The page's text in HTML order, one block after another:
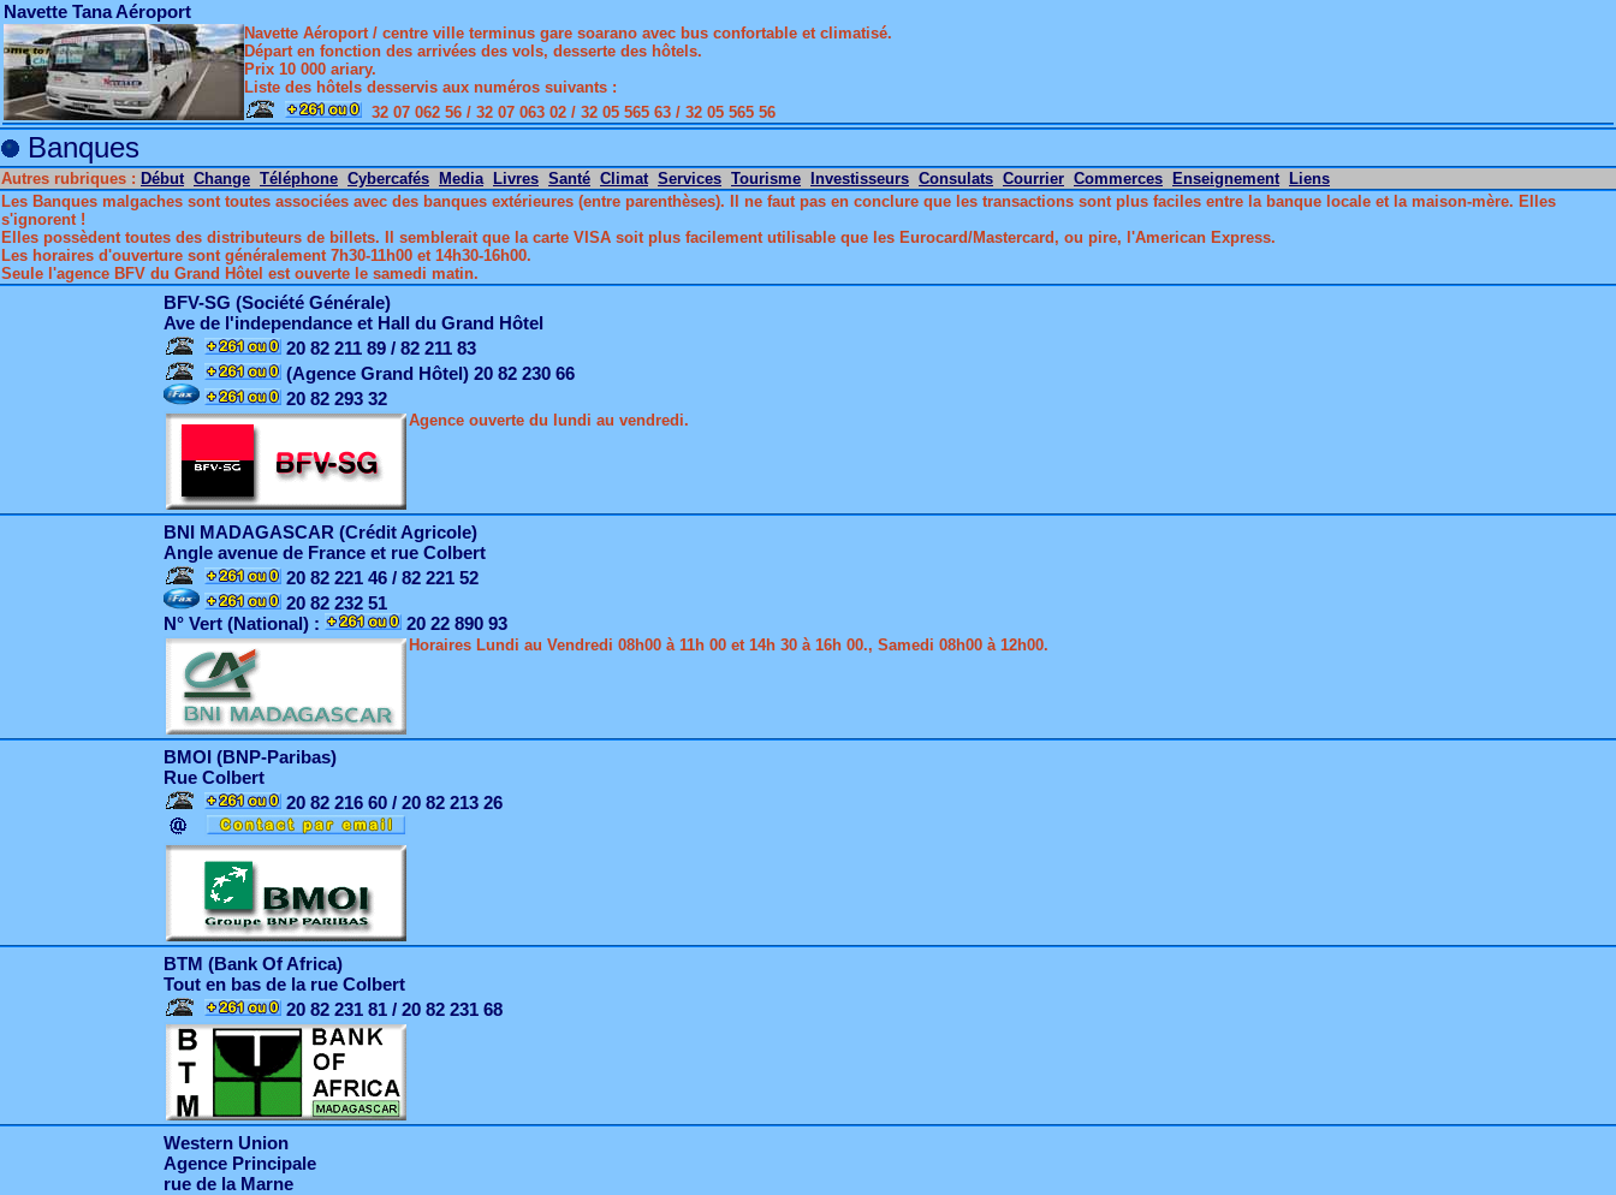
Navette Tana Aéroport
Navette Aéroport / centre ville terminus gare soarano avec bus confortable et climatisé.
Départ en fonction des arrivées des vols, desserte des hôtels.
Prix 10 000 ariary.
Liste des hôtels desservis aux numéros suivants :
32 07 062 56 / 32 07 063 02 / 32 05 565 63 / 32 05 565 56
Banques
Autres rubriques : Début Change Téléphone Cybercafés Media Livres Santé Climat Services Tourisme Investisseurs Consulats Courrier Commerces Enseignement
Liens
Les Banques malgaches sont toutes associées avec des banques extérieures (entre parenthèses). Il ne faut pas en conclure que les transactions sont plus faciles entre la banque locale et la maison-mère. Elles
s'ignorent !
Elles possèdent toutes des distributeurs de billets. Il semblerait que la carte VISA soit plus facilement utilisable que les Eurocard/Mastercard, ou pire, l'American Express.
Les horaires d'ouverture sont généralement 7h30-11h00 et 14h30-16h00.
Seule l'agence BFV du Grand Hôtel est ouverte le samedi matin.
BFV-SG (Société Générale)
Ave de l'independance et Hall du Grand Hôtel
20 82 211 89 / 82 211 83
(Agence Grand Hôtel) 20 82 230 66
20 82 293 32
Agence ouverte du lundi au vendredi.
BNI MADAGASCAR (Crédit Agricole)
Angle avenue de France et rue Colbert
20 82 221 46 / 82 221 52
20 82 232 51
N° Vert (National) :
20 22 890 93
Horaires Lundi au Vendredi 08h00 à 11h 00 et 14h 30 à 16h 00., Samedi 08h00 à 12h00.
BMOI (BNP-Paribas)
Rue Colbert
20 82 216 60 / 20 82 213 26
BTM (Bank Of Africa)
Tout en bas de la rue Colbert
20 82 231 81 / 20 82 231 68
Western Union
Agence Principale
rue de la Marne